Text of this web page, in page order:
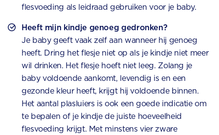
flesvoeding als leidraad gebruiken voor je baby.
Heeft mijn kindje genoeg gedronken?
Je baby geeft vaak zelf aan wanneer hij genoeg
heeft. Dring het flesje niet op als je kindje niet meer
wil drinken. Het flesje hoeft niet leeg. Zolang je
baby voldoende aankomt, levendig is en een
gezonde kleur heeft, krijgt hij voldoende binnen.
Het aantal plasluiers is ook een goede indicatie om
te bepalen of je kindje de juiste hoeveelheid
flesvoeding krijgt. Met minstens vier zware